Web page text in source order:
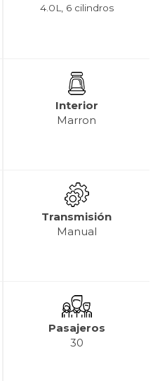
4.0L, 6 cilindros
Interior
Marron
Transmisión
Manual
Pasajeros
30